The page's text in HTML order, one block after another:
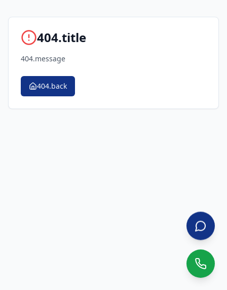
404.title
404.message
404.back